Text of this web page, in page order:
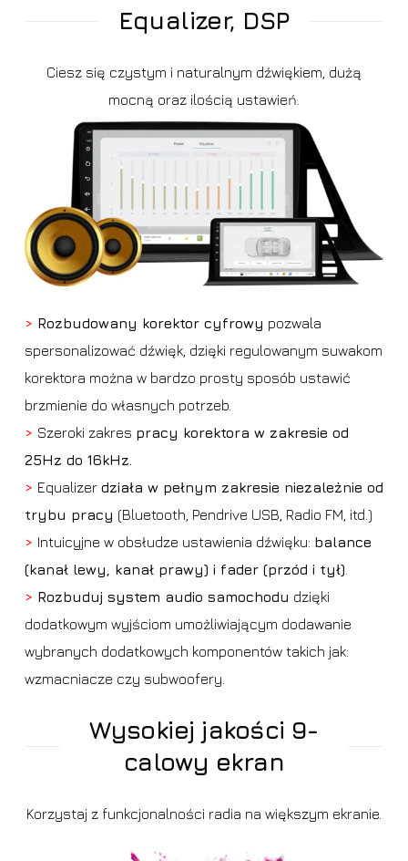
Equalizer, DSP
Ciesz się czystym i naturalnym dźwiękiem, dużą
mocną oraz ilością ustawień.
> Rozbudowany korektor cyfrowy pozwala
spersonalizować dźwięk, dzięki regulowanym suwakom
korektora można w bardzo prosty sposób ustawić
brzmienie do własnych potrzeb.
> Szeroki zakres pracy korektora w zakresie od
25Hz do 16kHz.
> Equalizer działa w pełnym zakresie niezależnie od
trybu pracy (Bluetooth, Pendrive USB, Radio FM, itd.)
> Intuicyjne w obsłudze ustawienia dźwięku: balance
(kanał lewy, kanał prawy) i fader (przód i tył)
> Rozbuduj system audio samochodu dzięki
dodatkowym wyjściom umożliwiającym dodawanie
wybranych dodatkowych komponentów takich jak:
wzmacniacze czy subwoofery.
Wysokiej jakości 9-
calowy ekran
Korzystaj z funkcjonalności radia na większym ekranie.